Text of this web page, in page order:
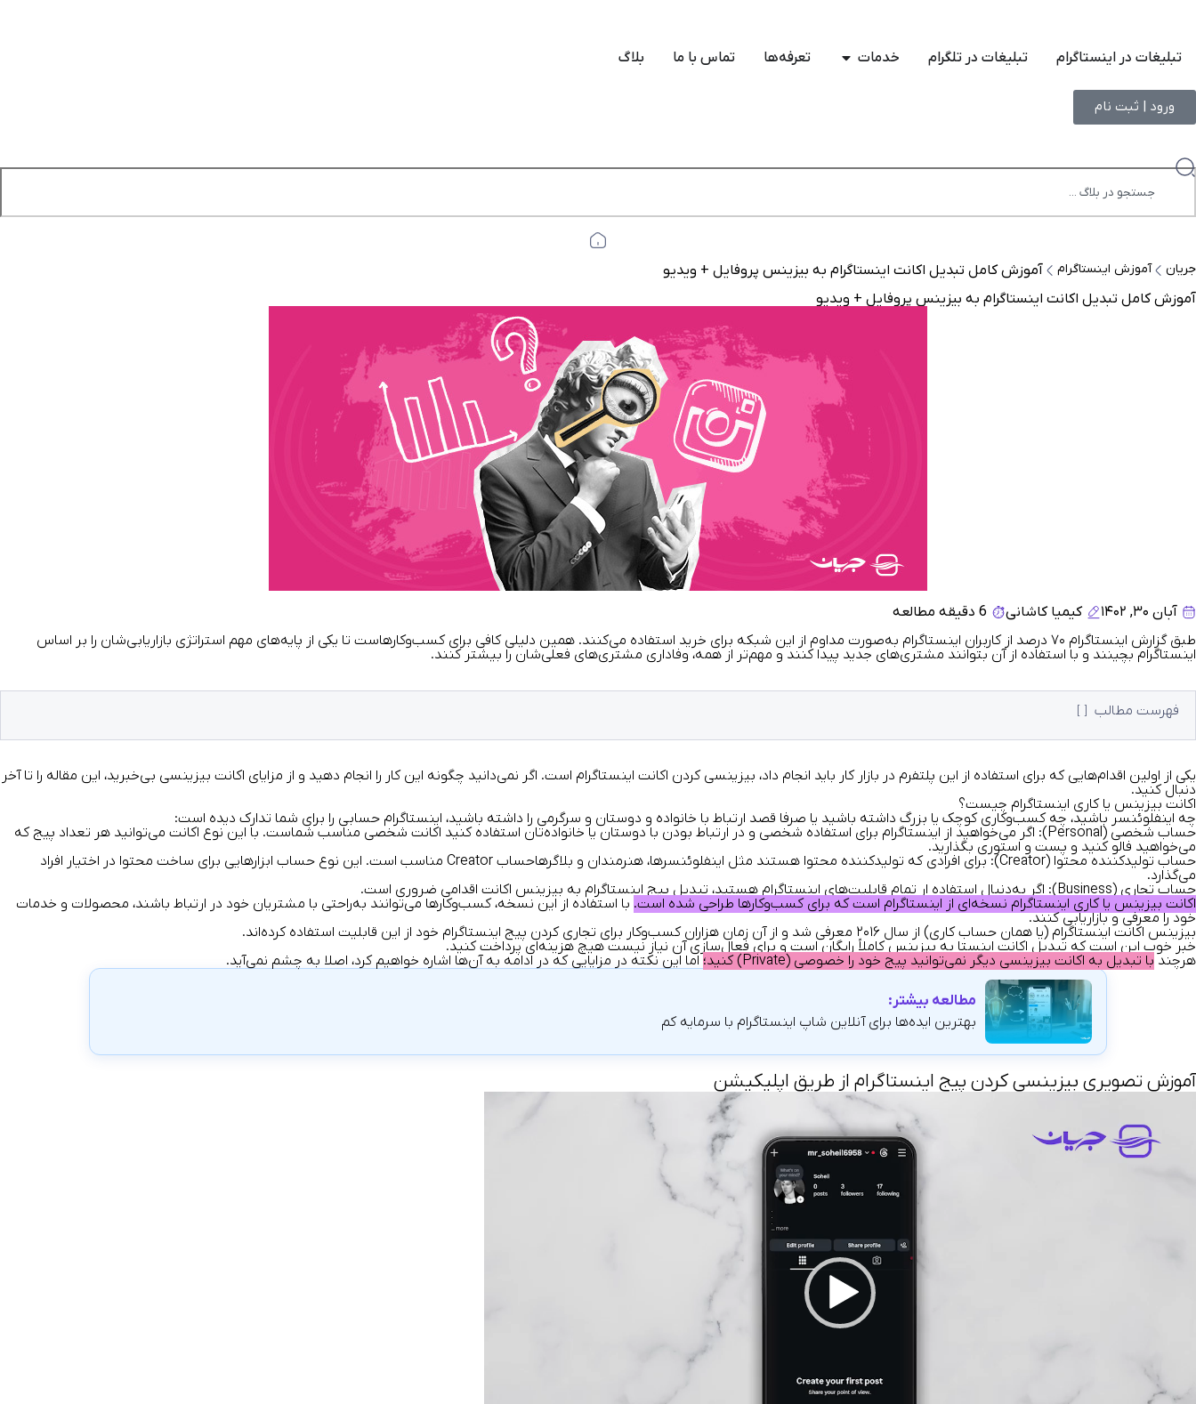
تبلیغات در اینستاگرام تبلیغات در تلگرام خدمات تعرفه‌ها تماس با ما بلاگ
ورود | ثبت نام
جریان آموزش اینستاگرام
آموزش کامل تبدیل اکانت اینستاگرام به بیزینس پروفایل + ویدیو
آموزش کامل تبدیل اکانت اینستاگرام به بیزینس پروفایل + ویدیو
آبان ۳۰, ۱۴۰۲ کیمیا کاشانی
6 دقیقه مطالعه
طبقگزارش اینستاگرام ۷۰ درصد از کاربران اینستاگرام به‌صورت مداوم از این شبکه برای خرید استفاده می‌کنند. همین دلیلی کافی برای کسب‌و‌کارهاست تا یکی از پایه‌های مهم استراتژی بازاریابی‌شان را بر اساس
اینستاگرام بچینند و با استفاده از آن بتوانند مشتری‌های جدید پیدا کنند و مهم‌تر از همه، وفاداری مشتری‌های فعلی‌شان را بیشتر کنند.
فهرست مطالب
یکی از اولین اقدام‌هایی که برای استفاده از این پلتفرم در بازار کار باید انجام داد، بیزینسی کردن اکانت اینستاگرام است. اگر نمی‌دانید چگونه این کار را انجام دهید و از مزایای اکانت بیزینسی بی‌خبرید، این مقاله را تا آخر
دنبال کنید.
اکانت بیزینس یا کاری اینستاگرام چیست؟
چه اینفلوئنسر باشید، چه کسب‌وکاری کوچک یا بزرگ داشته باشید یا صرفا قصد ارتباط با خانواده و دوستان و سرگرمی را داشته باشید، اینستاگرام حسابی را برای شما تدارک دیده است:
حساب شخصی (Personal):
اگر می‌خواهید از اینستاگرام برای استفاده شخصی و در ارتباط بودن با دوستان یا خانواده‌تان استفاده کنید اکانت شخصی مناسب شماست. با این نوع اکانت می‌توانید هر تعداد پیج که
می‌خواهید فالو کنید و پست و استوری بگذارید.
حساب تولیدکننده محتوا (Creator):
برای افرادی که تولید‌کننده محتوا هستند مثل اینفلوئنسرها، هنرمندان و بلاگرهاحساب Creator مناسب است. این نوع حساب ابزار‌هایی برای ساخت محتوا در اختیار افراد
می‌گذارد.
حساب تجاری (Business):
اگر به‌دنبال استفاده ار تمام قابلیت‌های اینستاگرام هستید، تبدیل پیج اینستاگرام به بیزینس اکانت اقدامی ضروری است.
اکانت بیزینس یا کاری اینستاگرام نسخه‌ای از اینستاگرام است که برای کسب‌وکارها طراحی شده است. با استفاده از این نسخه، کسب‌وکارها می‌توانند به‌راحتی با مشتریان خود در ارتباط باشند، محصولات و خدمات
خود را معرفی و بازاریابی کنند.
بیزینس اکانت اینستاگرام (یا همان حساب کاری) از سال ۲۰۱۶ معرفی شد و از آن زمان هزاران کسب‌وکار برای تجاری کردن پیج اینستاگرام خود از این قابلیت استفاده کرده‌اند.
خبر خوب این است که تبدیل اکانت اینستا به بیزینس کاملاً رایگان است و برای فعال‌سازی آن نیاز نیست هیچ هزینه‌ای پرداخت کنید.
هرچند با تبدیل به اکانت بیزینسی دیگر نمی‌توانید پیج خود را خصوصی (Private) کنید؛ اما این نکته در مزایایی که در ادامه به آن‌ها اشاره خواهیم کرد، اصلا به چشم نمی‌آید.
مطالعه بیشتر:
بهترین ایده‌ها برای آنلاین شاپ اینستاگرام با سرمایه کم
آموزش تصویری بیزینسی کردن پیج اینستاگرام از طریق اپلیکیشن